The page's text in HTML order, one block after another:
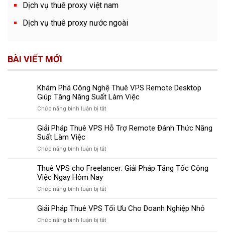
Dịch vụ thuê proxy việt nam
Dịch vụ thuê proxy nước ngoài
BÀI VIẾT MỚI
Khám Phá Công Nghệ Thuê VPS Remote Desktop
Giúp Tăng Năng Suất Làm Việc
Chức năng bình luận bị tắtở
Phá
Thuê
Remote
Suất
Làm
Giải Pháp Thuê VPS Hỗ Trợ Remote Đánh Thức Năng
Suất Làm Việc
Chức năng bình luận bị tắtở
Pháp
Hỗ
Remote
Thuê VPS cho Freelancer: Giải Pháp Tăng Tốc Công
Việc Ngay Hôm Nay
Chức năng bình luận bị tắtở
VPS
Freelancer:
Giải Pháp Thuê VPS Tối Ưu Cho Doanh Nghiệp Nhỏ
Chức năng bình luận bị tắtở